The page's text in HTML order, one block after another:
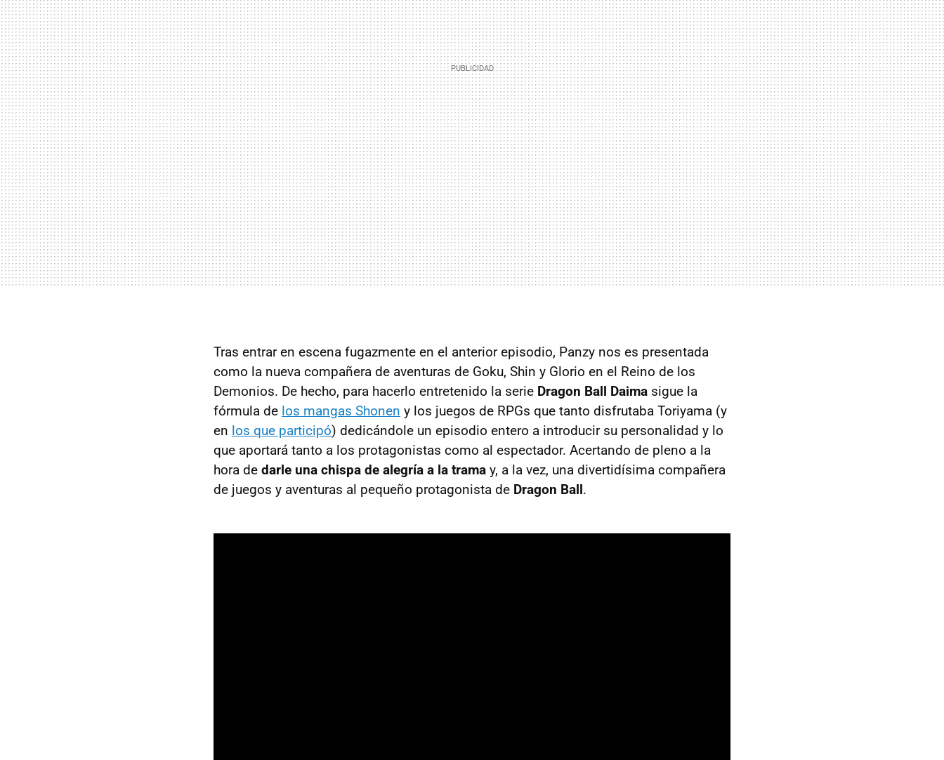
Tras entrar en escena fugazmente en el anterior episodio, Panzy nos es presentada
como la nueva compañera de aventuras de Goku, Shin y Glorio en el Reino de los
Demonios. De hecho, para hacerlo entretenido la serie Dragon Ball Daima sigue la
fórmula de los mangas Shonen y los juegos de RPGs que tanto disfrutaba Toriyama (y
en los que participó) dedicándole un episodio entero a introducir su personalidad y lo
que aportará tanto a los protagonistas como al espectador. Acertando de pleno a la
hora de darle una chispa de alegría a la trama y, a la vez, una divertidísima compañera
de juegos y aventuras al pequeño protagonista de Dragon Ball.